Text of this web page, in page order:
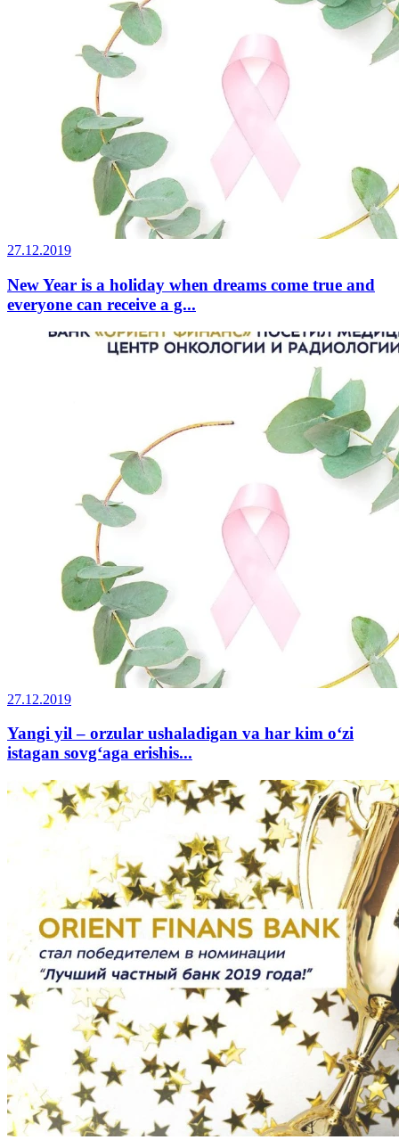
27.12.2019
New Year is a holiday when dreams come true and
everyone can receive a g...
27.12.2019
Yangi yil – orzular ushaladigan va har kim o‘zi
istagan sovg‘aga erishis...